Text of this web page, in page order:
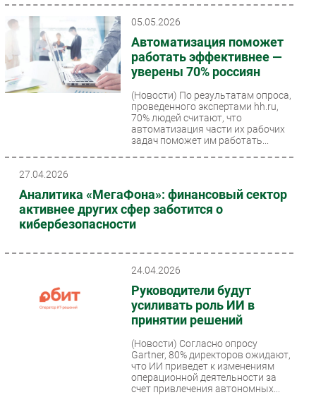
05.05.2026
Автоматизация поможет
работать эффективнее —
уверены 70% россиян
(Новости) По результатам опроса,
проведенного экспертами hh.ru,
70% людей считают, что
автоматизация части их рабочих
задач поможет им работать...
27.04.2026
Аналитика «МегаФона»: финансовый сектор
активнее других сфер заботится о
кибербезопасности
24.04.2026
Руководители будут
усиливать роль ИИ в
принятии решений
(Новости) Согласно опросу
Gartner, 80% директоров ожидают,
что ИИ приведет к изменениям
операционной деятельности за
счет привлечения автономных...